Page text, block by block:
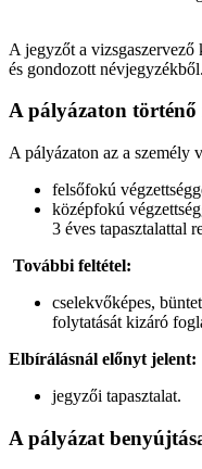
A jegyzőt a
és gondozott névjegyzékből.
A pályázaton történő
A pályázaton az a személy
felsőfokú
középfokú
3 éves tapasztalattal
További feltétel:
cselekvőképes,
folytatását kizáró
Elbírálásnál előnyt jelent:
jegyzői tapasztalat.
A pályázat